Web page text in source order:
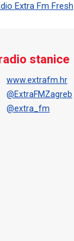
Extra Fm Fresh
stanice
www.extrafm.hr
@ExtraFMZagreb
@extra_fm